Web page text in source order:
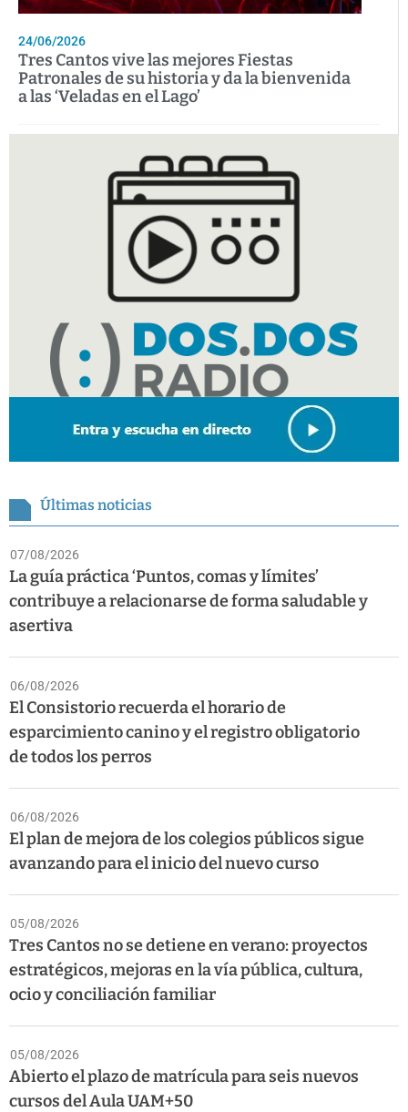
24/06/2026
Tres Cantos vive las mejores Fiestas
Patronales de su historia y da la bienvenida
a las ‘Veladas en el Lago’
Últimas noticias
07/08/2026
La guía práctica ‘Puntos, comas y límites’
contribuye a relacionarse de forma saludable y
asertiva
06/08/2026
El Consistorio recuerda el horario de
esparcimiento canino y el registro obligatorio
de todos los perros
06/08/2026
El plan de mejora de los colegios públicos sigue
avanzando para el inicio del nuevo curso
05/08/2026
Tres Cantos no se detiene en verano: proyectos
estratégicos, mejoras en la vía pública, cultura,
ocio y conciliación familiar
05/08/2026
Abierto el plazo de matrícula para seis nuevos
cursos del Aula UAM+50